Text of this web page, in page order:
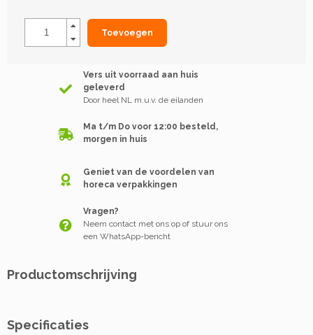
Toevoegen
Vers uit voorraad aan huis
geleverd
Door heel NL m.u.v. de eilanden
Ma t/m Do voor 12:00 besteld,
morgen in huis
Geniet van de voordelen van
horeca verpakkingen
Vragen?
Neem contact met ons op of stuur ons
een WhatsApp-bericht
Productomschrijving
Specificaties